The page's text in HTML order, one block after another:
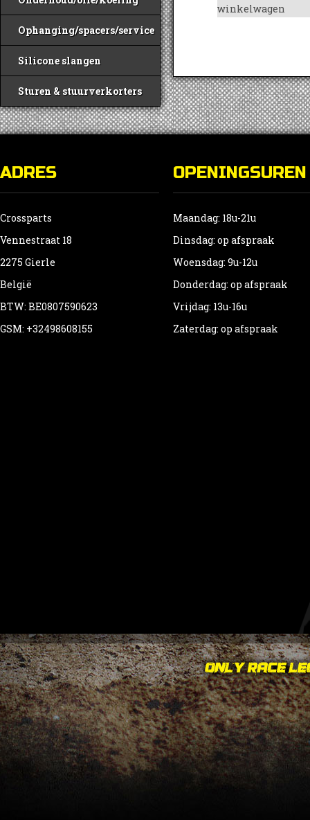
Ophanging/spacers/service
Silicone slangen
Sturen & stuurverkorters
winkelwagen
ADRES
Crossparts
Vennestraat 18
2275 Gierle
België
BTW: BE0807590623
GSM: +32498608155
OPENINGSUREN
Maandag: 18u-21u
Dinsdag: op afspraak
Woensdag: 9u-12u
Donderdag: op afspraak
Vrijdag: 13u-16u
Zaterdag: op afspraak